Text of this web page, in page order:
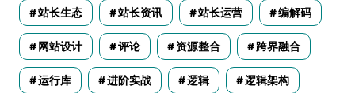
站长生态 站长资讯 站长运营 编解码
网站设计 评论 资源整合 跨界融合
运行库 进阶实战 逻辑 逻辑架构